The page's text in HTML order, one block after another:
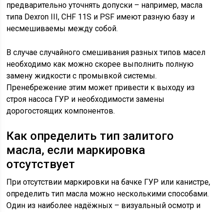
предварительно уточнять допуски – например, масла
типа Dexron III, CHF 11S и PSF имеют разную базу и
несмешиваемы между собой.
В случае случайного смешивания разных типов масел
необходимо как можно скорее выполнить полную
замену жидкости с промывкой системы.
Пренебрежение этим может привести к выходу из
строя насоса ГУР и необходимости замены
дорогостоящих компонентов.
Как определить тип залитого
масла, если маркировка
отсутствует
При отсутствии маркировки на бачке ГУР или канистре,
определить тип масла можно несколькими способами.
Один из наиболее надёжных – визуальный осмотр и